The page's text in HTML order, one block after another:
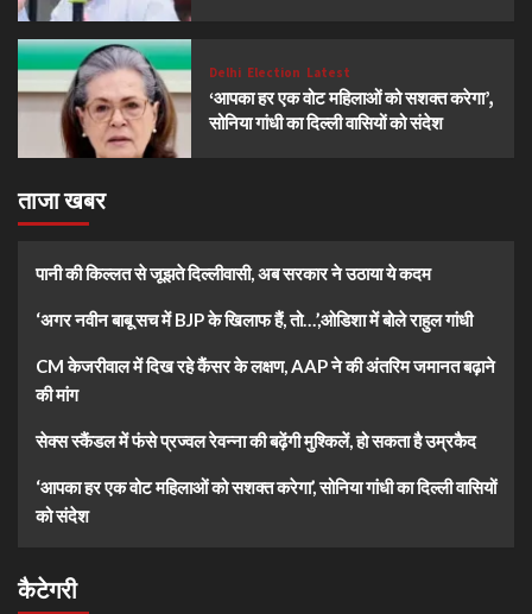
Delhi Election Latest
‘आपका हर एक वोट महिलाओं को सशक्त करेगा’,
सोनिया गांधी का दिल्ली वासियों को संदेश
ताजा खबर
पानी की किल्लत से जूझते दिल्लीवासी, अब सरकार ने उठाया ये कदम
‘अगर नवीन बाबू सच में BJP के खिलाफ हैं, तो…’,ओडिशा में बोले राहुल गांधी
CM केजरीवाल में दिख रहे कैंसर के लक्षण, AAP ने की अंतरिम जमानत बढ़ाने
की मांग
सेक्स स्कैंडल में फंसे प्रज्वल रेवन्ना की बढ़ेंगी मुश्किलें, हो सकता है उम्रकैद
‘आपका हर एक वोट महिलाओं को सशक्त करेगा’, सोनिया गांधी का दिल्ली वासियों
को संदेश
कैटेगरी